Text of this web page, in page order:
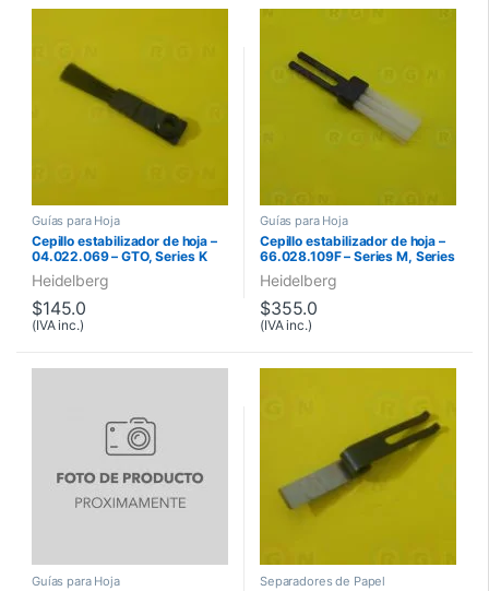
Guías para Hoja
Cepillo estabilizador de hoja –
04.022.069 – GTO, Series K
Heidelberg
$145.0
(IVA inc.)
Guías para Hoja
Cepillo estabilizador de hoja –
66.028.109F – Series M, Series
SHeidelberg
$355.0
(IVA inc.)
Guías para Hoja Separadores de Papel